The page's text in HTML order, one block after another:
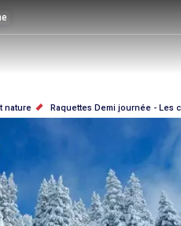
nature Raquettes Demi journée - Les